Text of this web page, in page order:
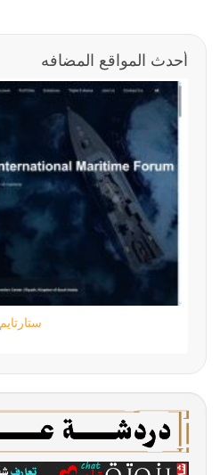
أحدث المواقع المضافه
ستارتايم